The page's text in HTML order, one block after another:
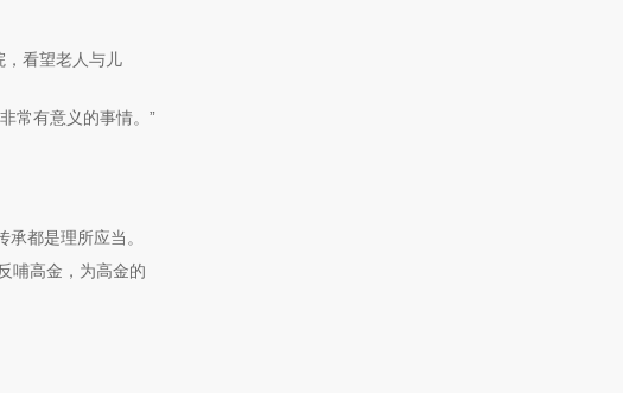
，看望老人与儿
常有意义的事情。”
都是理所应当。
哺高金，为高金的